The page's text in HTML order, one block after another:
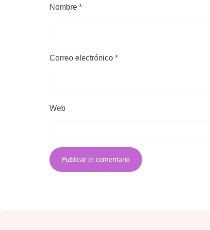
Nombre *
Correo electrónico *
Web